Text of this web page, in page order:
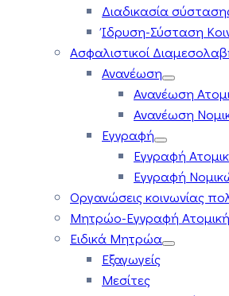
Διαδικασία
Ίδρυση-Σύσταση
Ασφαλιστικοί
Ανανέωση
Ανανέωση
Ανανέωση
Εγγραφή
Εγγραφή
Εγγραφή
Οργανώσεις κοινωνίας
Μητρώο-Εγγραφή
Ειδικά Μητρώα
Εξαγωγείς
Μεσίτες